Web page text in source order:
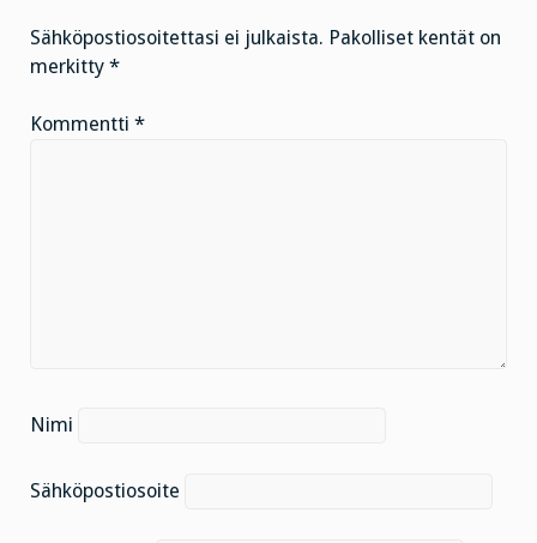
Sähköpostiosoitettasi ei julkaista. Pakolliset kentät on
merkitty *
Kommentti *
Nimi
Sähköpostiosoite